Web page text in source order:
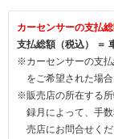
カーセンサーの支払
支払総額（税込） ＝
※カーセンサーの支
をご希望された場
※販売店の所在する
録月によって、手
売店にお問合せく